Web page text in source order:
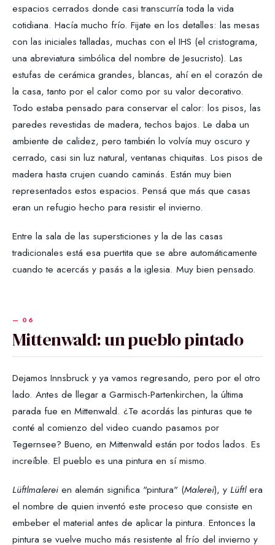
espacios cerrados donde casi transcurría toda la vida
cotidiana. Hacía mucho frío. Fijate en los detalles: las mesas
con las iniciales talladas, muchas con el IHS (el cristograma,
una abreviatura simbólica del nombre de Jesucristo). Las
estufas de cerámica grandes, blancas, ahí en el corazón de
la casa, tanto por el calor como por su valor decorativo.
Todo estaba pensado para conservar el calor: los pisos, las
paredes revestidas de madera, techos bajos. Le daba un
ambiente de calidez, pero también lo volvía muy oscuro y
cerrado, casi sin luz natural, ventanas chiquitas. Los pisos de
madera hasta crujen cuando caminás. Están muy bien
representados estos espacios. Pensá que más que casas
eran un refugio hecho para resistir el invierno.
Entre la sala de las supersticiones y la de las casas
tradicionales está esa puertita que se abre automáticamente
cuando te acercás y pasás a la iglesia. Muy bien pensado.
Mittenwald: un pueblo pintado
Dejamos Innsbruck y ya vamos regresando, pero por el otro
lado. Antes de llegar a Garmisch-Partenkirchen, la última
parada fue en Mittenwald. ¿Te acordás las pinturas que te
conté al comienzo del video cuando pasamos por
Tegernsee? Bueno, en Mittenwald están por todos lados. Es
increíble. El pueblo es una pintura en sí mismo.
Lüftlmalerei en alemán significa "pintura" (Malerei), y Lüftlera
el nombre de quien inventó este proceso que consiste en
embeber el material antes de aplicar la pintura. Entonces la
pintura se vuelve mucho más resistente al frío del invierno y